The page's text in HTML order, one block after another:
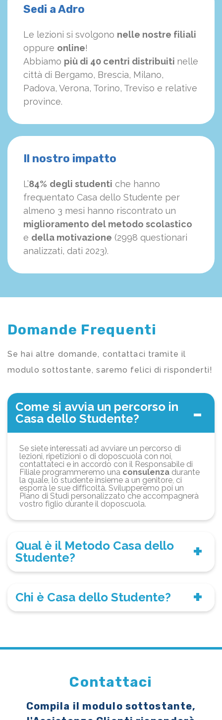
Sedi a Adro
Le lezioni si svolgono nelle nostre filiali
oppure online!
Abbiamo più di 40 centri distribuiti nelle
città di Bergamo, Brescia, Milano,
Padova, Verona, Torino, Treviso e relative
province.
Il nostro impatto
L’84% degli studenti che hanno
frequentato Casa dello Studente per
almeno 3 mesi hanno riscontrato un
miglioramento del metodo scolastico
e della motivazione (2998 questionari
analizzati, dati 2023).
Domande Frequenti
Se hai altre domande, contattaci tramite il
modulo sottostante, saremo felici di risponderti!
Come si avvia un percorso in
Casa dello Studente?
Se siete interessati ad avviare un percorso di
lezioni, ripetizioni o di doposcuola con noi,
contattateci e in accordo con il Responsabile di
Filiale programmeremo una consulenza durante
la quale, lo studente insieme a un genitore, ci
esporrà le sue difficoltà. Svilupperemo poi un
Piano di Studi personalizzato che accompagnerà
vostro figlio durante il doposcuola.
Qual è il Metodo Casa dello
Studente?
Chi è Casa dello Studente?
Contattaci
Compila il modulo sottostante,